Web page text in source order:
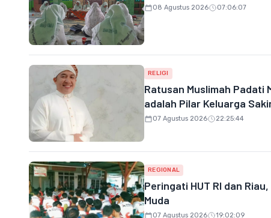
08 Agustus 2026 07:06:07
RELIGI
Ratusan Muslimah Padati
adalah Pilar Keluarga
07 Agustus 2026 22:25:44
REGIONAL
Peringati HUT RI dan
Muda
07 Agustus 2026 19:02:09